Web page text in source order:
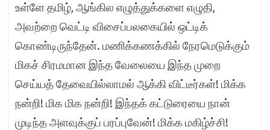
உள்ளே தமிழ், ஆங்கில எழுத்துக்களை எழுதி,
அவற்றை வெட்டி விசைப்பலகையில் ஒட்டிக்
கொண்டிருந்தேன். மணிக்கணக்கில் நேரமெடுக்கும்
மிகச் சிரமமான இந்த வேலையை இந்த முறை
செய்யத் தேவையில்லாமல் ஆக்கி விட்டீர்கள்! மிக்க
நன்றி! மிக மிக நன்றி! இந்தக் கட்டுரையை நான்
முடிந்த அளவுக்குப் பரப்புவேன்! மிக்க மகிழ்ச்சி!